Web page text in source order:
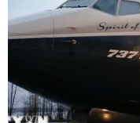
17/10/2022 02:21
Mohamed Salah
nhất để giúp
Anfield ở trận cầu